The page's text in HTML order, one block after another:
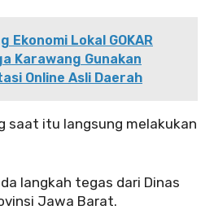
Ekonomi Lokal GOKAR
Karawang Gunakan
Online Asli Daerah
saat itu langsung melakukan
langkah tegas dari Dinas
Jawa Barat.